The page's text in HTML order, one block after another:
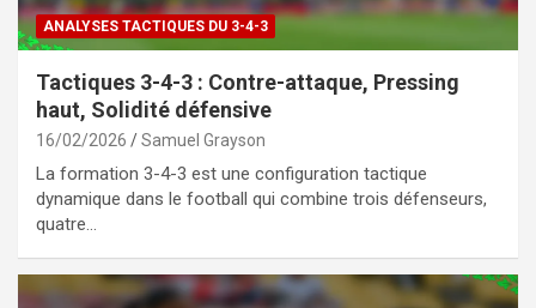
ANALYSES TACTIQUES DU 3-4-3
Tactiques 3-4-3 : Contre-attaque, Pressing
haut, Solidité défensive
16/02/2026 Samuel Grayson
La formation 3-4-3 est une configuration tactique
dynamique dans le football qui combine trois défenseurs,
quatre…